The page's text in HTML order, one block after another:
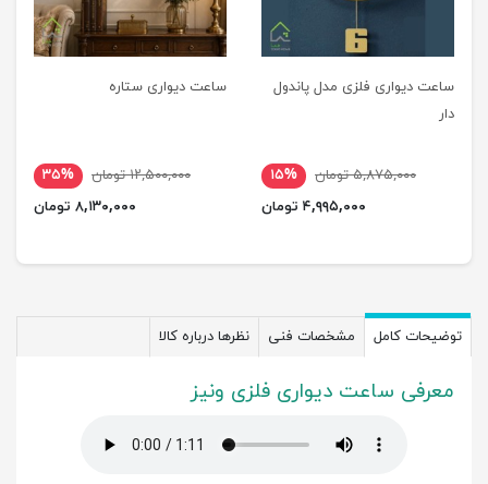
ساعت دیواری فلزی مدل پاندول
دار
۵,۸۷۵,۰۰۰ تومان
۱۵%
۴,۹۹۵,۰۰۰ تومان
ساعت دیواری ستاره
۱۲,۵۰۰,۰۰۰ تومان
۳۵%
۸,۱۳۰,۰۰۰ تومان
توضیحات کامل مشخصات فنی نظرها درباره کالا
معرفی ساعت دیواری فلزی ونیز